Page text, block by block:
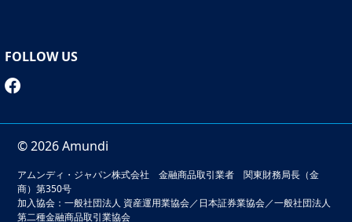
FOLLOW US
© 2026 Amundi
アムンディ・ジャパン株式会社 金融商品取引業者 関東財務局長（金
商）第350号
加入協会：一般社団法人 資産運用業協会／日本証券業協会／一般社団法人
第二種金融商品取引業協会